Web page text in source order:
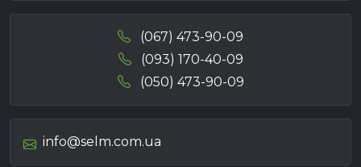
(067) 473-90-09
(093) 170-40-09
(050) 473-90-09
info@selm.com.ua